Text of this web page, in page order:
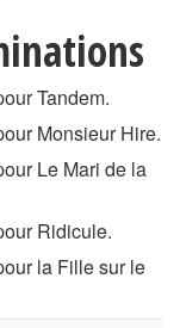
Tandem.
Monsieur Hire.
Le Mari de la
Ridicule.
la Fille sur le